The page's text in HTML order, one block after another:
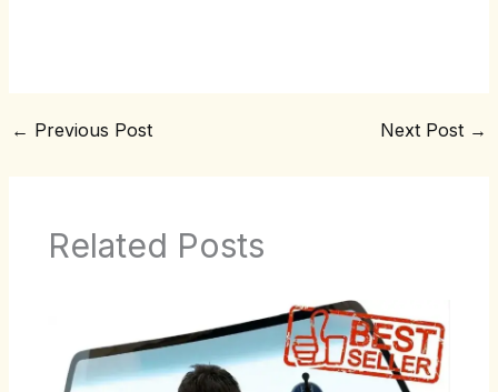
← Previous Post Next Post →
Related Posts